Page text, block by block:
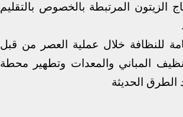
الزيتون المرتبطة بالخصوص بالتقليم
للنظافة خلال عملية العصر من قبل
المباني والمعدات وتطهير محطة
الطرق الحديثة